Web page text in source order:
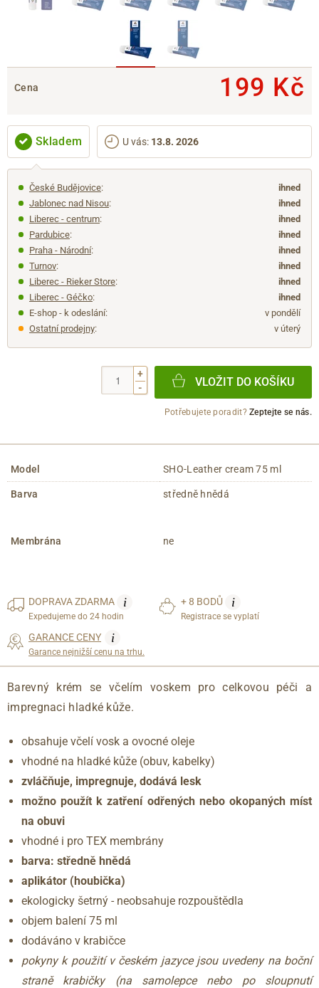
Cena 199 Kč
Skladem U vás: 13.8. 2026
České Budějovice:
ihned
Jablonec nad Nisou:
ihned
Liberec - centrum:
ihned
Pardubice:
ihned
Praha - Národní:
ihned
Turnov:
ihned
Liberec - Rieker Store:
ihned
Liberec - Géčko:
ihned
E-shop - k odeslání:
v pondělí
Ostatní prodejny: v úterý
+
-
VLOŽIT DO KOŠÍKU
Potřebujete poradit?Zeptejte se nás.
Model SHO-Leather cream 75 ml
Barva středně hnědá
Membrána ne
DOPRAVAZDARMA i
Expedujeme do 24 hodin
+ 8 BODŮ i
Registrace se vyplatí
GARANCE CENY i
Garance nejnižší cenu na trhu.
Barevný krém se včelím voskem pro celkovou péči a
impregnaci hladké kůže.
obsahuje včelí vosk a ovocné oleje
vhodné na hladké kůže (obuv, kabelky)
zvláčňuje, impregnuje, dodává lesk
možno použít k zatření odřených nebo okopaných míst
na obuvi
vhodné i pro TEX membrány
barva: středně hnědá
aplikátor (houbička)
ekologicky šetrný - neobsahuje rozpouštědla
objem balení 75 ml
dodáváno v krabičce
pokyny k použití v českém jazyce jsou uvedeny na boční
straně krabičky (na samolepce nebo po sloupnutí